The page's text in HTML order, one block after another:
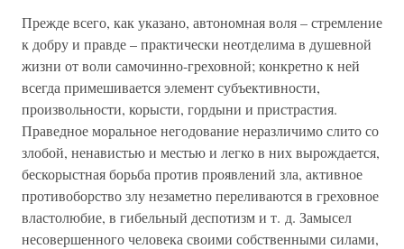
Прежде всего, как указано, автономная воля – стремление
к добру и правде – практически неотделима в душевной
жизни от воли самочинно-греховной; конкретно к ней
всегда примешивается элемент субъективности,
произвольности, корысти, гордыни и пристрастия.
Праведное моральное негодование неразличимо слито со
злобой, ненавистью и местью и легко в них вырождается,
бескорыстная борьба против проявлений зла, активное
противоборство злу незаметно переливаются в греховное
властолюбие, в гибельный деспотизм и т. д. Замысел
несовершенного человека своими собственными силами,